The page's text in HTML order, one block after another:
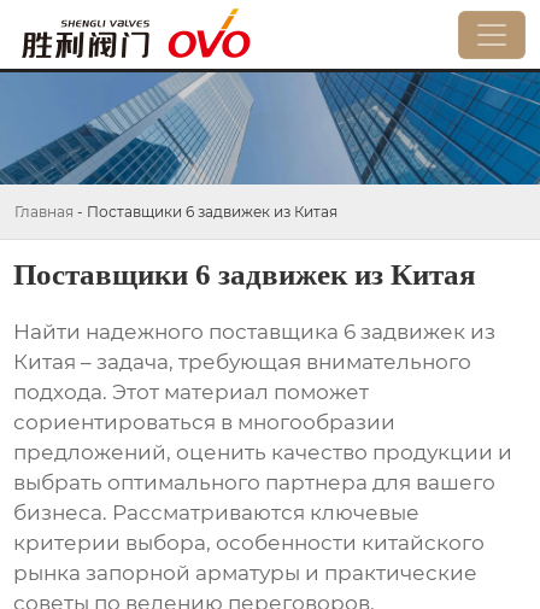
Главная - Поставщики 6 задвижек из Китая
Поставщики 6 задвижек из Китая
Найти надежного поставщика 6 задвижек из
Китая – задача, требующая внимательного
подхода. Этот материал поможет
сориентироваться в многообразии
предложений, оценить качество продукции и
выбрать оптимального партнера для вашего
бизнеса. Рассматриваются ключевые
критерии выбора, особенности китайского
рынка запорной арматуры и практические
советы по ведению переговоров.